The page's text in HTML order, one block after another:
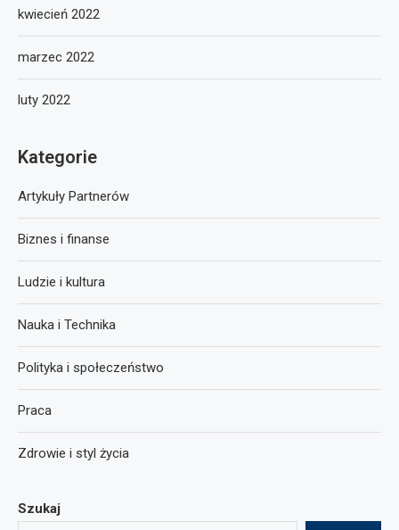
Szukaj
kwiecień 2022
marzec 2022
luty 2022
Kategorie
Artykuły Partnerów
Biznes i finanse
Ludzie i kultura
Nauka i Technika
Polityka i społeczeństwo
Praca
Zdrowie i styl życia